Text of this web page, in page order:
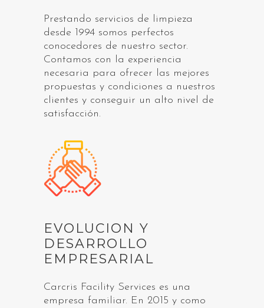
Prestando servicios de limpieza
desde 1994 somos perfectos
conocedores de nuestro sector.
Contamos con la experiencia
necesaria para ofrecer las mejores
propuestas y condiciones a nuestros
clientes y conseguir un alto nivel de
satisfacción.
EVOLUCION Y
DESARROLLO
EMPRESARIAL
Carcris Facility Services es una
empresa familiar. En 2015 y como